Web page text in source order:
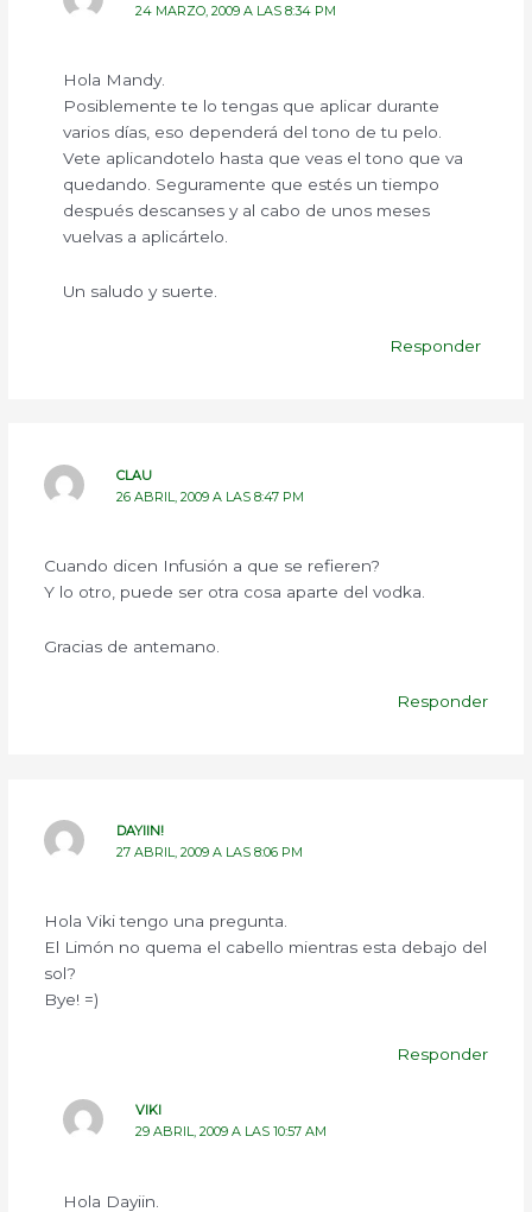
24 MARZO, 2009 A LAS 8:34 PM
Hola Mandy.
Posiblemente te lo tengas que aplicar durante
varios días, eso dependerá del tono de tu pelo.
Vete aplicandotelo hasta que veas el tono que va
quedando. Seguramente que estés un tiempo
después descanses y al cabo de unos meses
vuelvas a aplicártelo.
Un saludo y suerte.
Responder
CLAU
26 ABRIL, 2009 A LAS 8:47 PM
Cuando dicen Infusión a que se refieren?
Y lo otro, puede ser otra cosa aparte del vodka.
Gracias de antemano.
Responder
DAYIIN!
27 ABRIL, 2009 A LAS 8:06 PM
Hola Viki tengo una pregunta.
El Limón no quema el cabello mientras esta debajo del
sol?
Bye! =)
Responder
VIKI
29 ABRIL, 2009 A LAS 10:57 AM
Hola Dayiin.